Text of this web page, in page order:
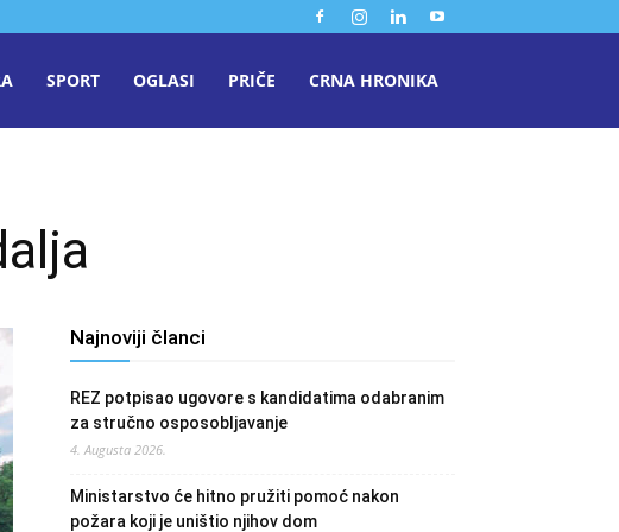
SPORT OGLASI PRIČE CRNA HRONIKA
Najnoviji članci
REZ potpisao ugovore s kandidatima odabranim
za stručno osposobljavanje
4. Augusta 2026.
Ministarstvo će hitno pružiti pomoć nakon
požara koji je uništio njihov dom